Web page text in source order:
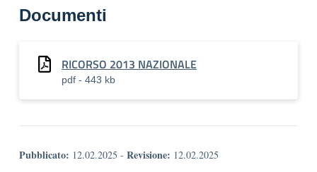
Documenti
RICORSO 2013 NAZIONALE
pdf - 443 kb
Pubblicato: 12.02.2025 - Revisione: 12.02.2025